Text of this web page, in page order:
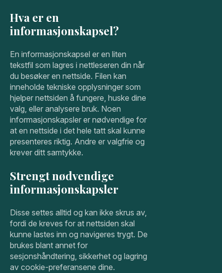
Hva er en
informasjonskapsel?
En informasjonskapsel er en liten
tekstfil som lagres i nettleseren din når
du besøker en nettside. Filen kan
inneholde tekniske opplysninger som
hjelper nettsiden å fungere, huske dine
valg, eller analysere bruk. Noen
informasjonskapsler er nødvendige for
at en nettside i det hele tatt skal kunne
presenteres riktig. Andre er valgfrie og
krever ditt samtykke.
Strengt nødvendige
informasjonskapsler
Disse settes alltid og kan ikke skrus av,
fordi de kreves for at nettsiden skal
kunne lastes inn og navigeres trygt. De
brukes blant annet for
sesjonshåndtering, sikkerhet og lagring
av cookie-preferansene dine.